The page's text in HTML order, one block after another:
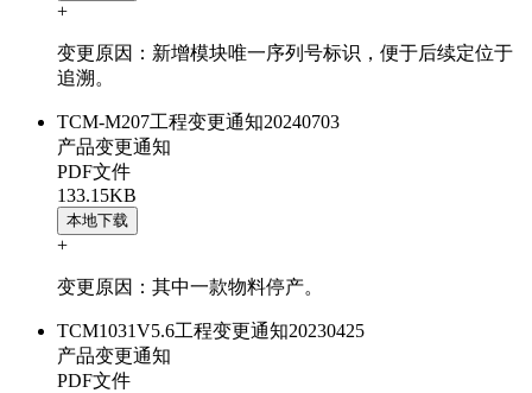
+
变更原因：新增模块唯一序列号标识，便于后续定位于
追溯。
TCM-M207工程变更通知20240703
产品变更通知
PDF文件
133.15KB
本地下载
+
变更原因：其中一款物料停产。
TCM1031V5.6工程变更通知20230425
产品变更通知
PDF文件